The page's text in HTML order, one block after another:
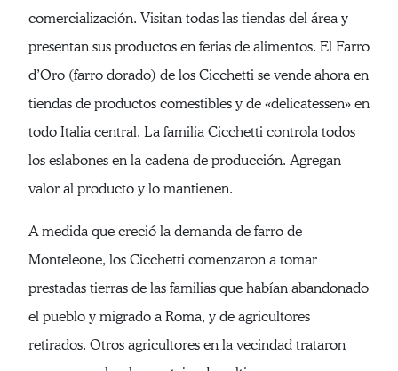
comercialización. Visitan todas las tiendas del área y
presentan sus productos en ferias de alimentos. El Farro
d’Oro (farro dorado) de los Cicchetti se vende ahora en
tiendas de productos comestibles y de «delicatessen» en
todo Italia central. La familia Cicchetti controla todos
los eslabones en la cadena de producción. Agregan
valor al producto y lo mantienen.
A medida que creció la demanda de farro de
Monteleone, los Cicchetti comenzaron a tomar
prestadas tierras de las familias que habían abandonado
el pueblo y migrado a Roma, y de agricultores
retirados. Otros agricultores en la vecindad trataron